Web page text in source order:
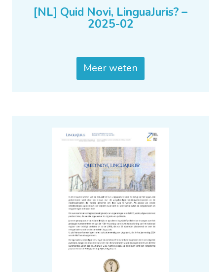
[NL] Quid Novi, LinguaJuris? –
2025-02
Meer weten